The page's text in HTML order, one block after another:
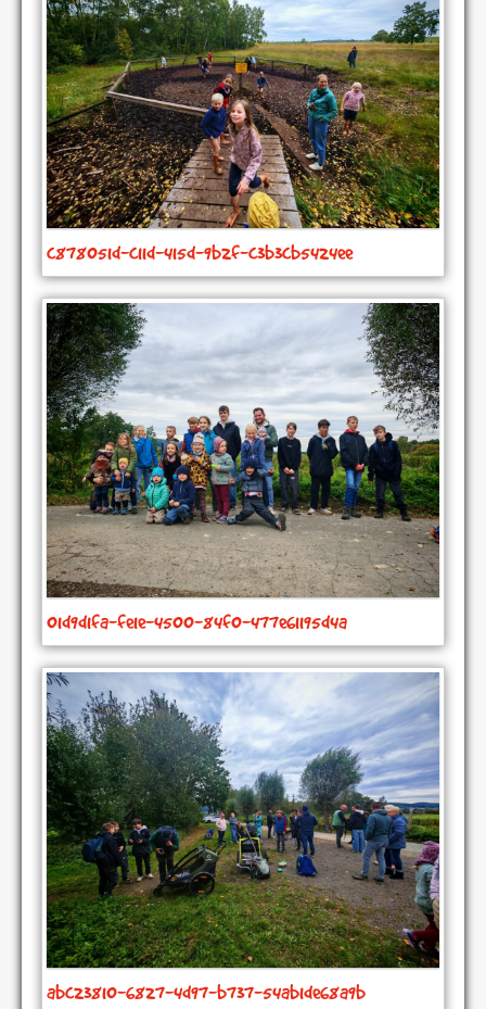
c878051d-c11d-415d-9b2f-c3b3cb5424ee
01d9d1fa-fe1e-4500-84f0-477e61195d4a
abc23810-6827-4d97-b737-54ab1de68a9b